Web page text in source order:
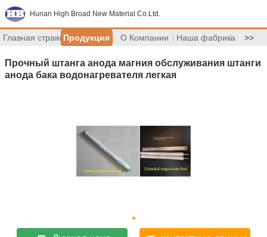
Hunan High Broad New Material Co.Ltd.
Главная страницаПродукция О Компании Наша фабрика >>
Прочный штанга анода магния обслуживания штанги
анода бака водонагревателя легкая